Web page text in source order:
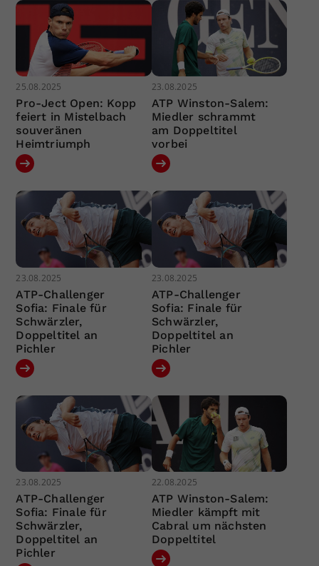
25.08.2025
Pro-Ject Open: Kopp
feiert in Mistelbach
souveränen
Heimtriumph
23.08.2025
ATP Winston-Salem:
Miedler schrammt
am Doppeltitel
vorbei
23.08.2025
ATP-Challenger
Sofia: Finale für
Schwärzler,
Doppeltitel an
Pichler
23.08.2025
ATP-Challenger
Sofia: Finale für
Schwärzler,
Doppeltitel an
Pichler
23.08.2025
ATP-Challenger
Sofia: Finale für
Schwärzler,
Doppeltitel an
Pichler
22.08.2025
ATP Winston-Salem:
Miedler kämpft mit
Cabral um nächsten
Doppeltitel